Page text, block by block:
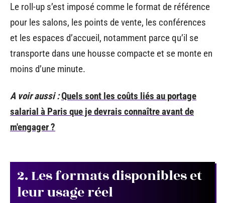
Le roll-up s’est imposé comme le format de référence
pour les salons, les points de vente, les conférences
et les espaces d’accueil, notamment parce qu’il se
transporte dans une housse compacte et se monte en
moins d’une minute.
A voir aussi :Quels sont les coûts liés au portage
salarial à Paris que je devrais connaître avant de
m'engager ?
2. Les formats disponibles et
leur usage réel